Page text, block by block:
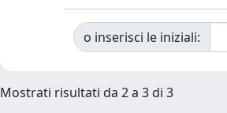
o inserisci le iniziali:
Mostrati risultati da 2 a 3 di 3